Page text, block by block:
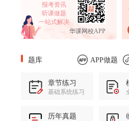
报考资讯
听课做题
一站式解决
华课网校APP
题库 APP做题
章节练习
基础系统练习
历年真题